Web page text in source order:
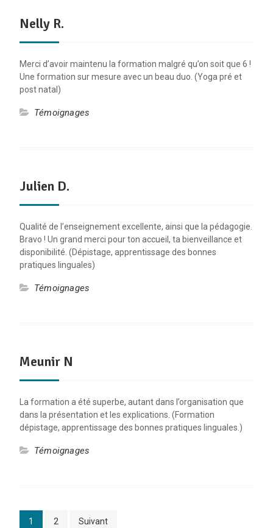
Nelly R.
Merci d’avoir maintenu la formation malgré qu’on soit que 6 !
Une formation sur mesure avec un beau duo. (Yoga pré et
post natal)
Témoignages
Julien D.
Qualité de l’enseignement excellente, ainsi que la pédagogie.
Bravo ! Un grand merci pour ton accueil, ta bienveillance et
disponibilité. (Dépistage, apprentissage des bonnes
pratiques linguales)
Témoignages
Meunir N
La formation a été superbe, autant dans l’organisation que
dans la présentation et les explications. (Formation
dépistage, apprentissage des bonnes pratiques linguales.)
Témoignages
Pagination
1 2 Suivant